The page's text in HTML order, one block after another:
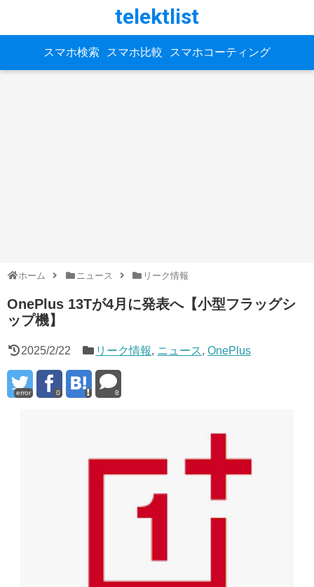
telektlist
スマホ検索 スマホ比較 スマホコーティング
ホーム ニュース リーク情報
OnePlus 13Tが4月に発表へ【小型フラッグシ
ップ機】
2025/2/22 リーク情報, ニュース,OnePlus
error 0 8